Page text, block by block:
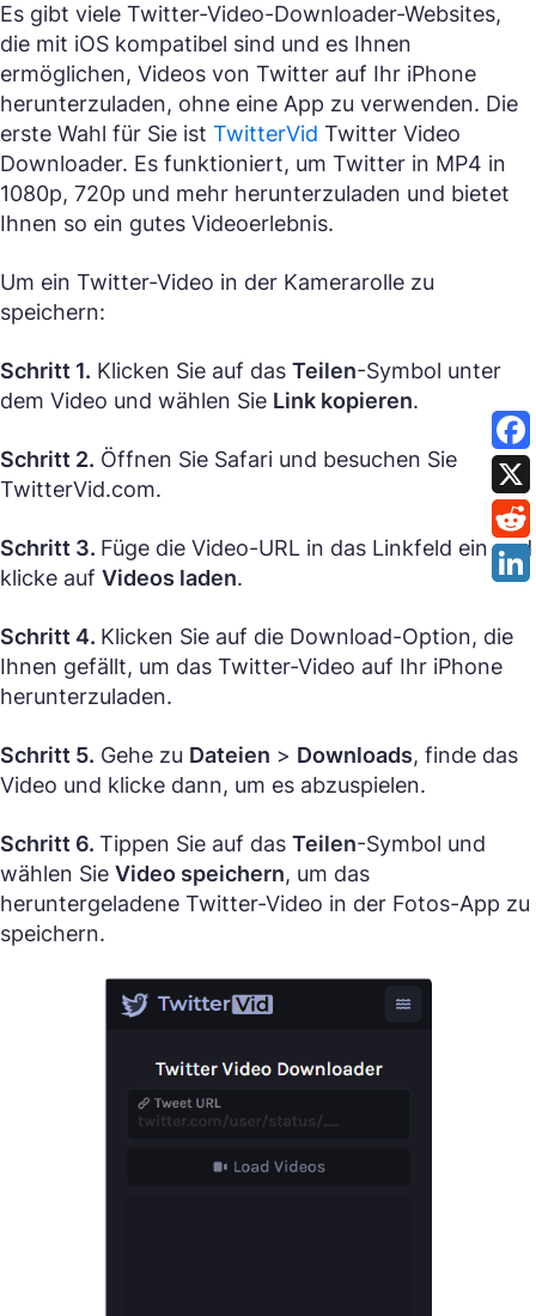
Es gibt viele Twitter-Video-Downloader-Websites,
die mit iOS kompatibel sind und es Ihnen
ermöglichen, Videos von Twitter auf Ihr iPhone
herunterzuladen, ohne eine App zu verwenden. Die
erste Wahl für Sie ist TwitterVid Twitter Video
Downloader. Es funktioniert, um Twitter in MP4 in
1080p, 720p und mehr herunterzuladen und bietet
Ihnen so ein gutes Videoerlebnis.
Um ein Twitter-Video in der Kamerarolle zu
speichern:
Schritt 1. Klicken Sie auf das Teilen-Symbol unter
dem Video und wählen Sie Link kopieren.
Schritt 2. Öffnen Sie Safari und besuchen Sie
TwitterVid.com.
Schritt 3. Füge die Video-URL in das Linkfeld ein und
klicke auf Videos laden.
Schritt 4. Klicken Sie auf die Download-Option, die
Ihnen gefällt, um das Twitter-Video auf Ihr iPhone
herunterzuladen.
Schritt 5. Gehe zu Dateien > Downloads, finde das
Video und klicke dann, um es abzuspielen.
Schritt 6. Tippen Sie auf das Teilen-Symbol und
wählen Sie Video speichern, um das
heruntergeladene Twitter-Video in der Fotos-App zu
speichern.